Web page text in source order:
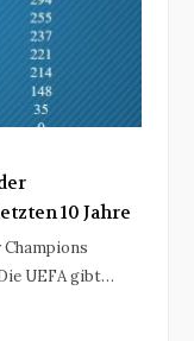
10 Jahre
UEFA gibt…